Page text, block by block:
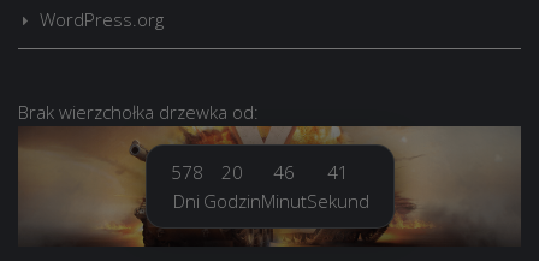
WordPress.org
Brak wierzchołka drzewka od:
578
Dni
20
Godzin
46
Minut
43
Sekund